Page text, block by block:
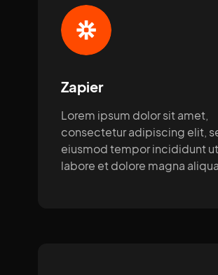
Zapier
Lorem ipsum dolor sit amet,
consectetur adipiscing elit,
eiusmod tempor incididunt ut
labore et dolore magna aliqua.